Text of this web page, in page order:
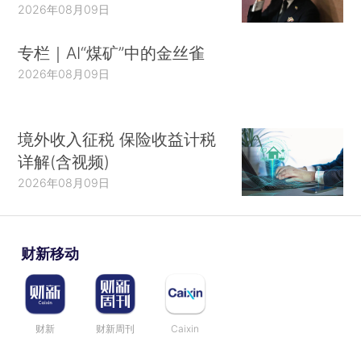
2026年08月09日
专栏｜AI“煤矿”中的金丝雀
2026年08月09日
境外收入征税 保险收益计税
详解(含视频)
2026年08月09日
财新移动
财新 财新周刊 Caixin